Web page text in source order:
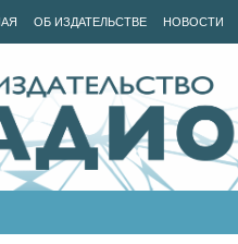
ОБ ИЗДАТЕЛЬСТВЕ НОВОСТИ